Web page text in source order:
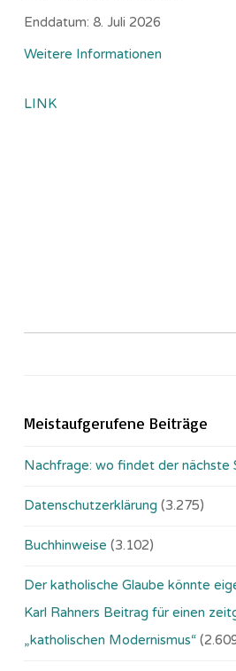
Enddatum: 8. Juli 2026
Weitere Informationen
LINK
Meistaufgerufene Beiträge
Nachfrage: wo findet der nächste
Datenschutzerklärung (3.275)
Buchhinweise (3.102)
Der katholische Glaube könnte
Karl Rahners Beitrag für einen
„katholischen Modernismus“